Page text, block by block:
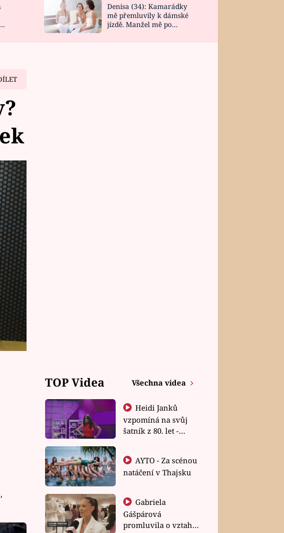
DESIGN
Denisa (34): Kamarádky
mě přemluvily k dámské
jízdě. Manžel mě po
TOP Videa Všechna videa
Heidi Janků
vzpomíná na svůj
šatník z 80. let -
natáčení v Thajsku
Gabriela
Gášpárová
promluvila o vztahu